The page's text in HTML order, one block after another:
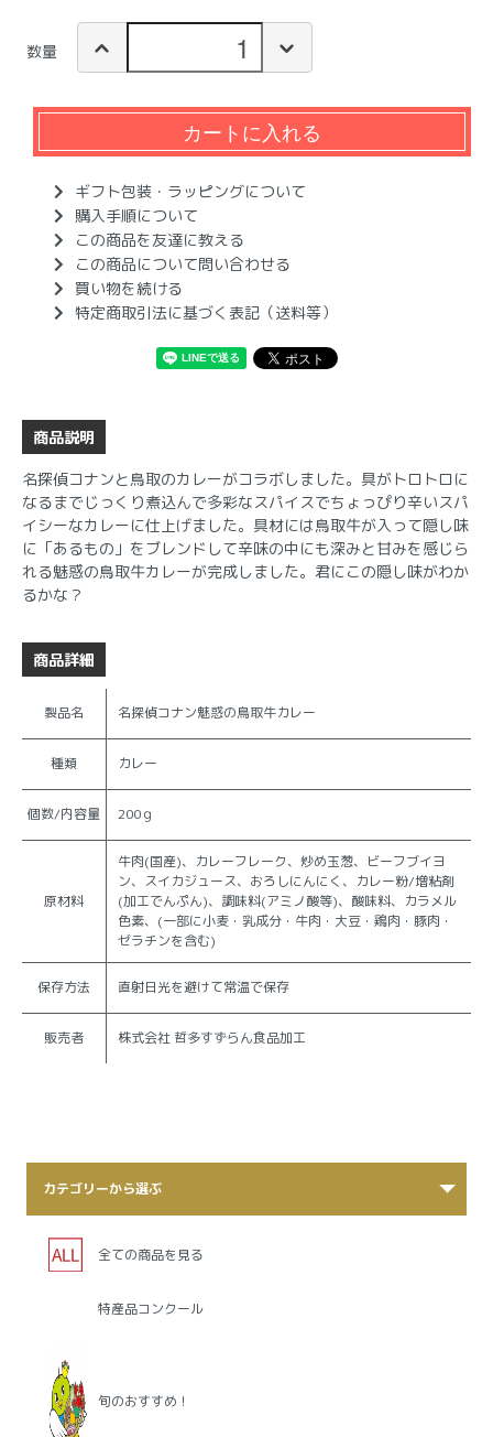
数量
カートに入れる
ギフト包装・ラッピングについて
購入手順について
この商品を友達に教える
この商品について問い合わせる
買い物を続ける
特定商取引法に基づく表記（送料等）
商品説明
名探偵コナンと鳥取のカレーがコラボしました。具がトロトロに
なるまでじっくり煮込んで多彩なスパイスでちょっぴり辛いスパ
イシーなカレーに仕上げました。具材には鳥取牛が入って隠し味
に「あるもの」をブレンドして辛味の中にも深みと甘みを感じら
れる魅惑の鳥取牛カレーが完成しました。君にこの隠し味がわか
るかな？
商品詳細
製品名 名探偵コナン魅惑の鳥取牛カレー
種類 カレー
個数/内容量 200ｇ
原材料
牛肉(国産)、カレーフレーク、炒め玉葱、ビーフブイヨ
ン、スイカジュース、おろしにんにく、カレー粉/増粘剤
(加工でんぷん)、調味料(アミノ酸等)、酸味料、カラメル
色素、(一部に小麦・乳成分・牛肉・大豆・鶏肉・豚肉・
ゼラチンを含む)
保存方法 直射日光を避けて常温で保存
販売者 株式会社 哲多すずらん食品加工
カテゴリーから選ぶ
全ての商品を見る
特産品コンクール
旬のおすすめ！